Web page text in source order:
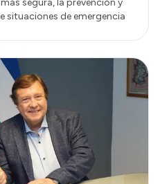
segura, la prevención y
situaciones de emergencia